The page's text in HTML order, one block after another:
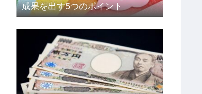
成果を出す5つのポイント